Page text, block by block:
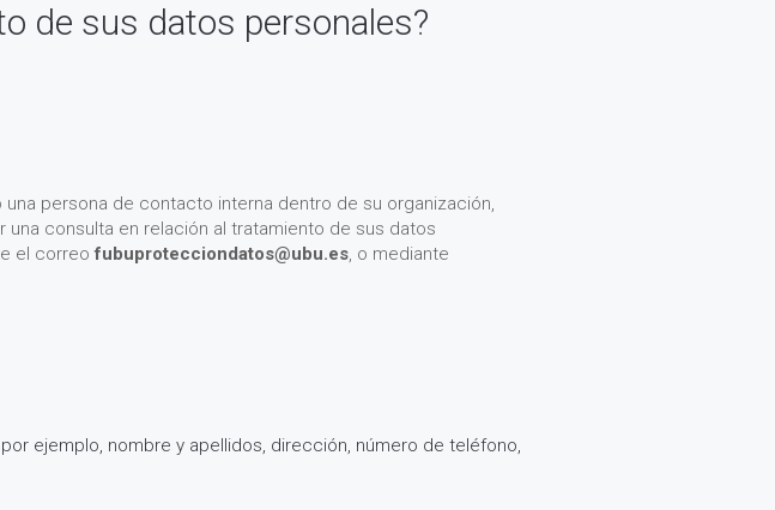
de sus datos personales?
una persona de contacto interna dentro de su organización,
consulta en relación al tratamiento de sus datos
el correofubuprotecciondatos@ubu.es, o mediante
ejemplo, nombre y apellidos, dirección, número de teléfono,